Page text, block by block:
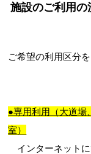
お問合せフ
施設のご利用
ご希望の利用区分
●専用利用（大道場
室）
インターネットに